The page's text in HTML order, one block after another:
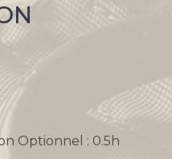
Optionnel : 0.5h